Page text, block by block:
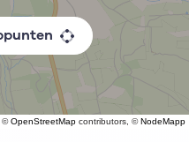
©OpenStreetMap contributors, ©NodeMapp